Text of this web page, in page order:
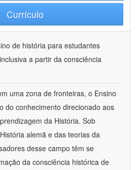
Currículo
de história para estudantes
a partir da consciência
uma zona de fronteiras, o Ensino
do conhecimento direcionado aos
da História. Sob
alemã e das teorias da
desse campo têm se
da consciência histórica de